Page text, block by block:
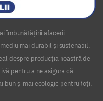
îmbunătățirii afacerii
mai durabil și sustenabil.
despre producția noastră de
pentru a ne asigura că
bun și mai ecologic pentru toți.